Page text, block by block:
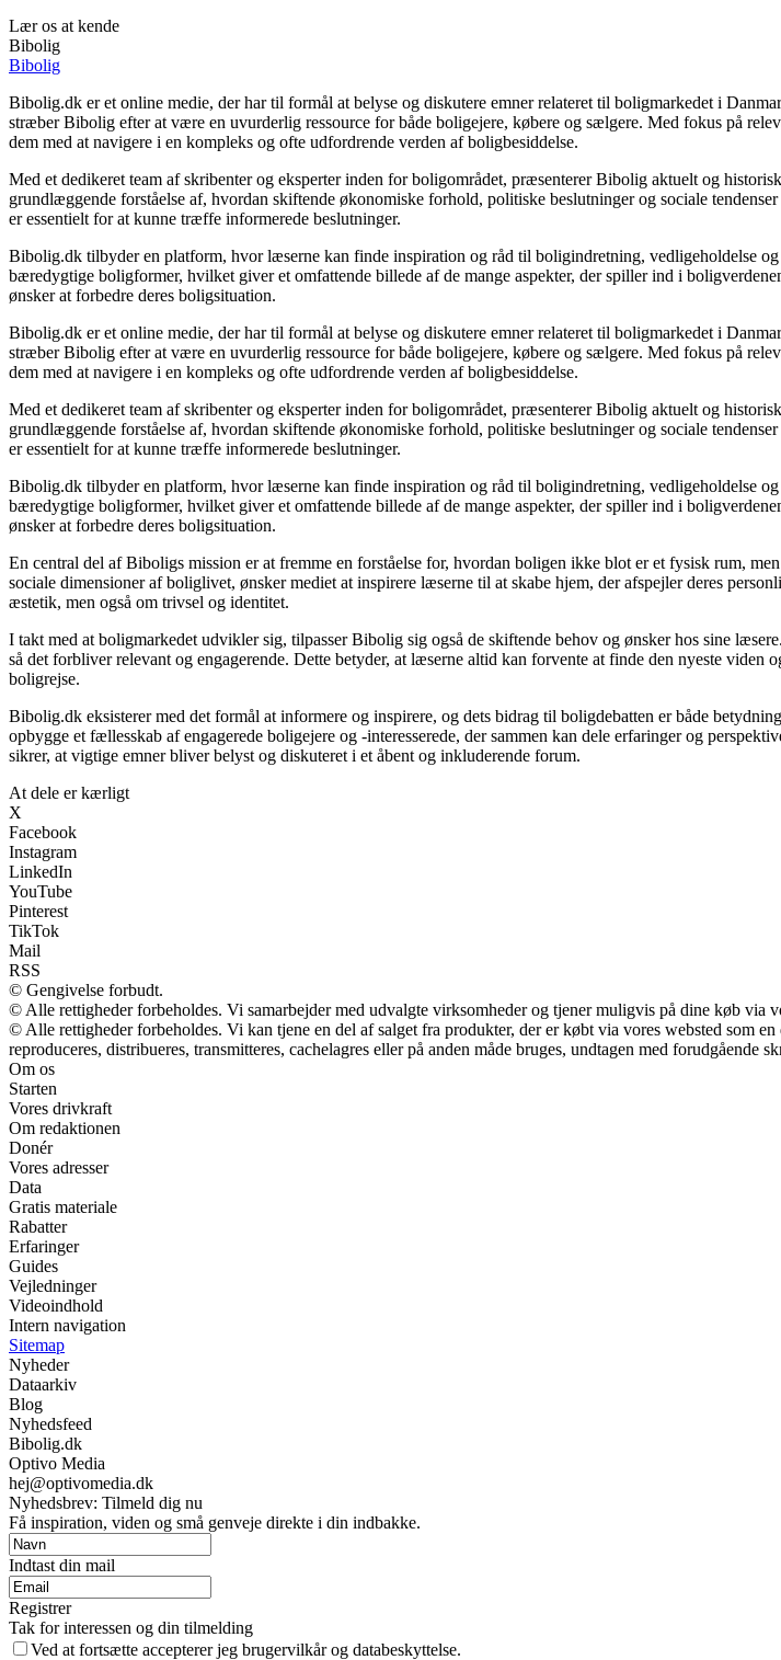
Lær os at kende
Bibolig
Bibolig
Bibolig.dk er et online medie, der har til formål at belyse og diskutere emner relateret til boligmarkedet i
stræber Bibolig efter at være en uvurderlig ressource for både boligejere, købere og sælgere. Med fokus på
dem med at navigere i en kompleks og ofte udfordrende verden af boligbesiddelse.
Med et dedikeret team af skribenter og eksperter inden for boligområdet, præsenterer Bibolig aktuelt og
grundlæggende forståelse af, hvordan skiftende økonomiske forhold, politiske beslutninger og sociale
er essentielt for at kunne træffe informerede beslutninger.
Bibolig.dk tilbyder en platform, hvor læserne kan finde inspiration og råd til boligindretning, vedligeholdelse
bæredygtige boligformer, hvilket giver et omfattende billede af de mange aspekter, der spiller ind i
ønsker at forbedre deres boligsituation.
Bibolig.dk er et online medie, der har til formål at belyse og diskutere emner relateret til boligmarkedet i
stræber Bibolig efter at være en uvurderlig ressource for både boligejere, købere og sælgere. Med fokus på
dem med at navigere i en kompleks og ofte udfordrende verden af boligbesiddelse.
Med et dedikeret team af skribenter og eksperter inden for boligområdet, præsenterer Bibolig aktuelt og
grundlæggende forståelse af, hvordan skiftende økonomiske forhold, politiske beslutninger og sociale
er essentielt for at kunne træffe informerede beslutninger.
Bibolig.dk tilbyder en platform, hvor læserne kan finde inspiration og råd til boligindretning, vedligeholdelse
bæredygtige boligformer, hvilket giver et omfattende billede af de mange aspekter, der spiller ind i
ønsker at forbedre deres boligsituation.
En central del af Biboligs mission er at fremme en forståelse for, hvordan boligen ikke blot er et fysisk rum,
sociale dimensioner af boliglivet, ønsker mediet at inspirere læserne til at skabe hjem, der afspejler deres
æstetik, men også om trivsel og identitet.
I takt med at boligmarkedet udvikler sig, tilpasser Bibolig sig også de skiftende behov og ønsker hos sine
så det forbliver relevant og engagerende. Dette betyder, at læserne altid kan forvente at finde den nyeste
boligrejse.
Bibolig.dk eksisterer med det formål at informere og inspirere, og dets bidrag til boligdebatten er både
opbygge et fællesskab af engagerede boligejere og -interesserede, der sammen kan dele erfaringer og
sikrer, at vigtige emner bliver belyst og diskuteret i et åbent og inkluderende forum.
At dele er kærligt
X
Facebook
Instagram
LinkedIn
YouTube
Pinterest
TikTok
Mail
RSS
© Gengivelse forbudt.
© Alle rettigheder forbeholdes. Vi samarbejder med udvalgte virksomheder og tjener muligvis på dine køb via
© Alle rettigheder forbeholdes. Vi kan tjene en del af salget fra produkter, der er købt via vores websted som
reproduceres, distribueres, transmitteres, cachelagres eller på anden måde bruges, undtagen med forudgående
Om os
Starten
Vores drivkraft
Om redaktionen
Donér
Vores adresser
Data
Gratis materiale
Rabatter
Erfaringer
Guides
Vejledninger
Videoindhold
Intern navigation
Sitemap
Nyheder
Dataarkiv
Blog
Nyhedsfeed
Bibolig.dk
Optivo Media
hej@optivomedia.dk
Nyhedsbrev: Tilmeld dig nu
Få inspiration, viden og små genveje direkte i din indbakke.
Indtast din mail
Registrer
Tak for interessen og din tilmelding
Ved at fortsætte accepterer jeg brugervilkår og databeskyttelse.